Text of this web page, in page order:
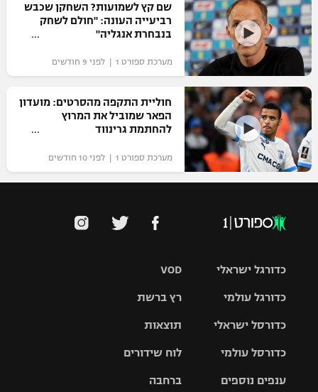
שם קץ לשמועות? השחקן שכבש
רביעייה העונה: "חולם לשחק
בנבחרת אנגליה"
מערכת ספורט 1 | לפני 9 חודשים
חוליית התקפה מהסרטים: מועדון
הפאר שמוביל את המרוץ
להחתמת גרינווד
מערכת ספורט 1 | לפני 10 חודשים
VOD
רץ ברשת
תוצאות
לוח שידורים
ברחבה
כדורגל ישראלי
גביע הטוטו
כדורגל עולמי
האלופות
ליגה
כדורסל ישראלי
סל
כדורסל עולמי
ענפים נוספים